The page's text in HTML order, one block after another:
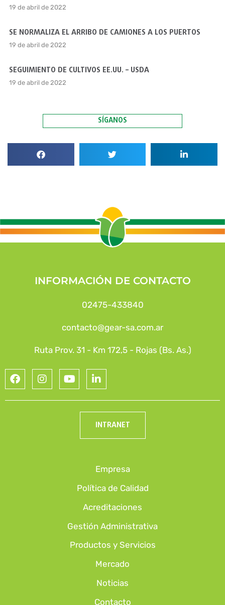
19 de abril de 2022
SE NORMALIZA EL ARRIBO DE CAMIONES A LOS PUERTOS
19 de abril de 2022
SEGUIMIENTO DE CULTIVOS EE.UU. – USDA
19 de abril de 2022
SÍGANOS
INFORMACIÓN DE CONTACTO
02475-433840
contacto@gear-sa.com.ar
Ruta Prov. 31 - Km 172,5 - Rojas (Bs. As.)
INTRANET
Empresa
Política de Calidad
Acreditaciones
Gestión Administrativa
Productos y Servicios
Mercado
Noticias
Contacto